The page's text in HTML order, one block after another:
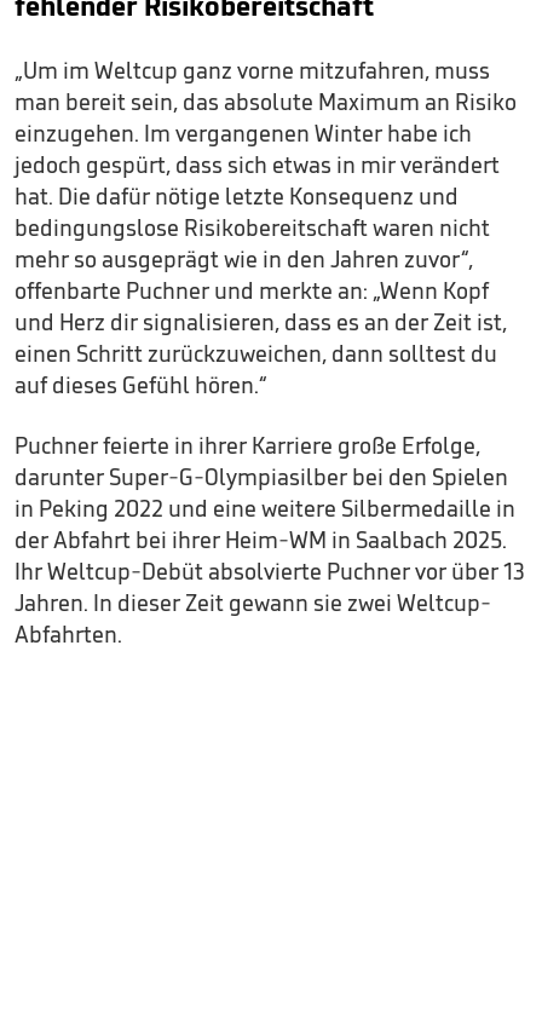
„Um im Weltcup ganz vorne mitzufahren, muss
man bereit sein, das absolute Maximum an Risiko
einzugehen. Im vergangenen Winter habe ich
jedoch gespürt, dass sich etwas in mir verändert
hat. Die dafür nötige letzte Konsequenz und
bedingungslose Risikobereitschaft waren nicht
mehr so ausgeprägt wie in den Jahren zuvor“,
offenbarte Puchner und merkte an: „Wenn Kopf
und Herz dir signalisieren, dass es an der Zeit ist,
einen Schritt zurückzuweichen, dann solltest du
auf dieses Gefühl hören.“
Puchner feierte in ihrer Karriere große Erfolge,
darunter Super-G-Olympiasilber bei den Spielen
in Peking 2022 und eine weitere Silbermedaille in
der Abfahrt bei ihrer Heim-WM in Saalbach 2025.
Ihr Weltcup-Debüt absolvierte Puchner vor über 13
Jahren. In dieser Zeit gewann sie zwei Weltcup-
Abfahrten.